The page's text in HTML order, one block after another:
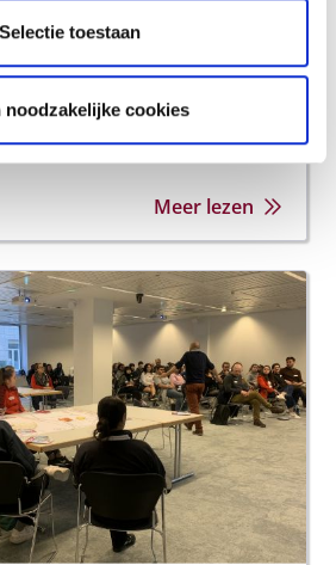
Selectie toestaan
noodzakelijke cookies
in België Feeling You(th)
Meer lezen